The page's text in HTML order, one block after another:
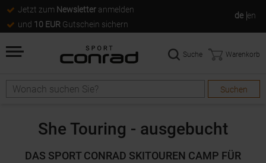
Jetzt zum Newsletter anmelden
und 10 EUR Gutschein sichern
de en
Suche
Suchen
Suche Warenkorb
She Touring - ausgebucht
DAS SPORT CONRAD SKITOUREN CAMP FÜR